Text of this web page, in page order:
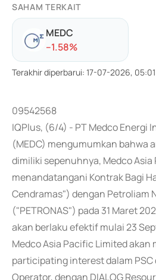
SAHAM TERKAIT
MEDC
--1.58%
Terakhir diperbarui: 17-07-2026,
09542568
IQPlus, (6/4) - PT Medco Energi
(MEDC) mengumumkan bahwa
dimiliki sepenuhnya, Medco
menandatangani Kontrak Bagi
Cendramas") dengan Petroliam
("PETRONAS") pada 31 Maret
akan berlaku efektif mulai 23
Medco Asia Pacific Limited akan
participating interest dalam
Operator, dengan DIALOG